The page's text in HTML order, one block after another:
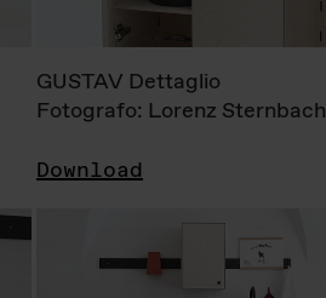
GUSTAV Dettaglio
Fotografo: Lorenz Sternbach
Download